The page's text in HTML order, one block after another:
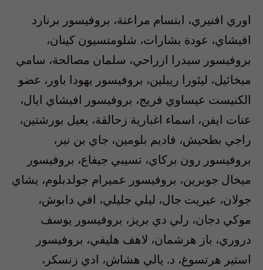
اوري افنيري، ابتسام مراعنة، بروفيسور برنارد
افيشاي، عودة بشارات، شلومتسيون كينان،
بروفيسور سيدرا ازراحي، سلمان مصالحة، سامي
ميخائيل، ليئورا ريبلين، بروفيسور يهودا باور، عضو
الكنيست عيساوي فريج، بروفيسور افيشاي ايال،
عنات ايفن، اسماء اغبارية زحالقة، يعيل بورشتين،
راجي بطحيش، فاديم بلومين، جاي بن نير،
بروفيسور رون بركاي، تسيبي جيفاع، بروفيسور
ميخال جوبرين، بروفيسور عميرام جولدبلوم، يشاي
جولان، عيريت جال، ليلي جليلي، افي دابوش،
موكي دجان، رلي دي بريز، بروفيسور يوسف
دروري، باز هرشمان، لاهف هليفي، بروفيسور
استير هرتسوغ، د. يالي هشاش، ادي زنسكر،